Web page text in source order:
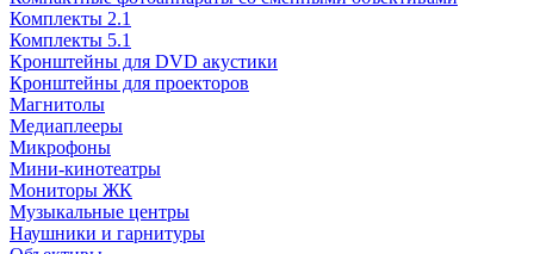
Комплекты 2.1
Комплекты 5.1
Кронштейны для DVD акустики
Кронштейны для проекторов
Магнитолы
Медиаплееры
Микрофоны
Мини-кинотеатры
Мониторы ЖК
Музыкальные центры
Наушники и гарнитуры